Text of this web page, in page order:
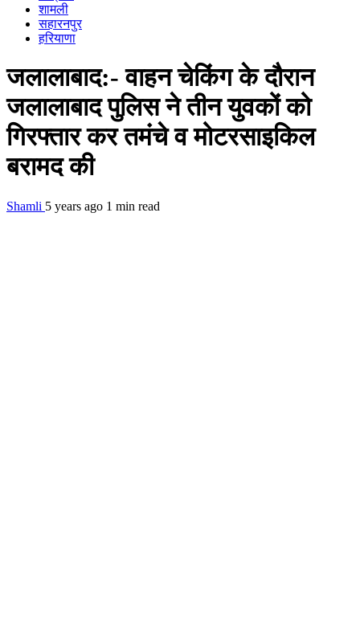
शामली
सहारनपुर
हरियाणा
जलालाबाद:- वाहन चेकिंग के दौरान
जलालाबाद पुलिस ने तीन युवकों को
गिरफ्तार कर तमंचे व मोटरसाइकिल
बरामद की
Shamli 5 years ago 1 min read